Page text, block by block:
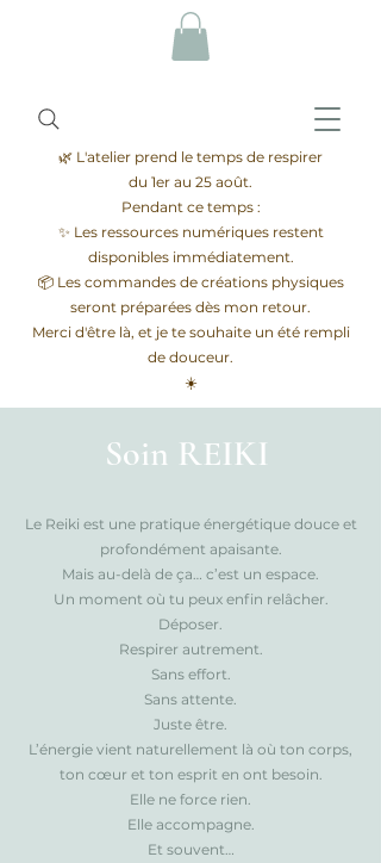
🌿 L'atelier prend le temps de respirer
du 1er au 25 août.
Pendant ce temps :
✨ Les ressources numériques restent
disponibles immédiatement.
📦 Les commandes de créations physiques
seront préparées dès mon retour.
Merci d'être là, et je te souhaite un été rempli
de douceur.
☀️
Soin REIKI
Le Reiki est une pratique énergétique douce et
profondément apaisante.
Mais au-delà de ça… c’est un espace.
Un moment où tu peux enfin relâcher.
Déposer.
Respirer autrement.
Sans effort.
Sans attente.
Juste être.
L’énergie vient naturellement là où ton corps,
ton cœur et ton esprit en ont besoin.
Elle ne force rien.
Elle accompagne.
Et souvent…